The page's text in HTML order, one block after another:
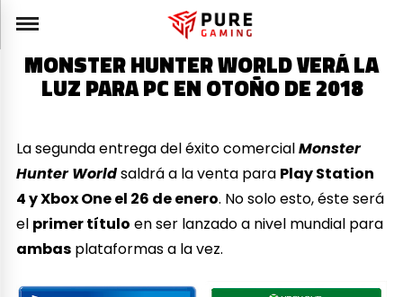
MONSTER HUNTER WORLD VERÁ LA
LUZ PARA PC EN OTOÑO DE 2018
La segunda entrega del éxito comercialMonster
Hunter Worldsaldrá a la venta para Play Station
4 y Xbox One el 26 de enero. No solo esto, éste será
el primer título en ser lanzado a nivel mundial para
ambas plataformas a la vez.